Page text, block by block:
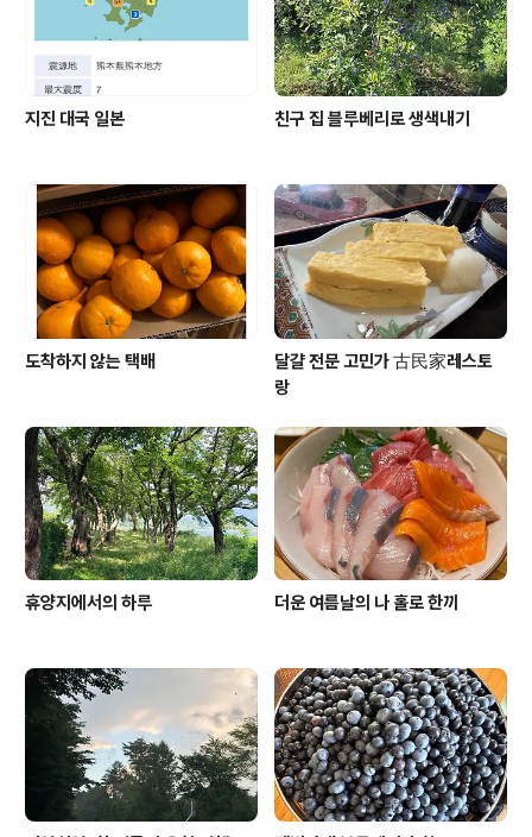
담기 시작했다 하나하나 사기 전..
지진 대국 일본 친구 집 블루베리로 생색내기
도착하지 않는 택배
달걀 전문 고민가 古民家레스토
랑
휴양지에서의 하루 더운 여름날의 나 홀로 한끼